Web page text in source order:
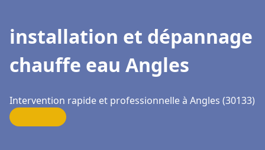
installation et dépannage
chauffe eau Angles
Intervention rapide et professionnelle à Angles (30133)